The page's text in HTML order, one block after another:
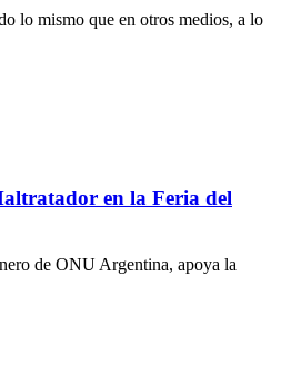
lo mismo que en otros medios, a lo
en la Feria del
de ONU Argentina, apoya la